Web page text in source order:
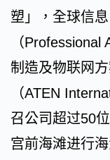
塑」，全球信
（
制造及物联网
（ATEN
召公司超过50
宫前海滩进行